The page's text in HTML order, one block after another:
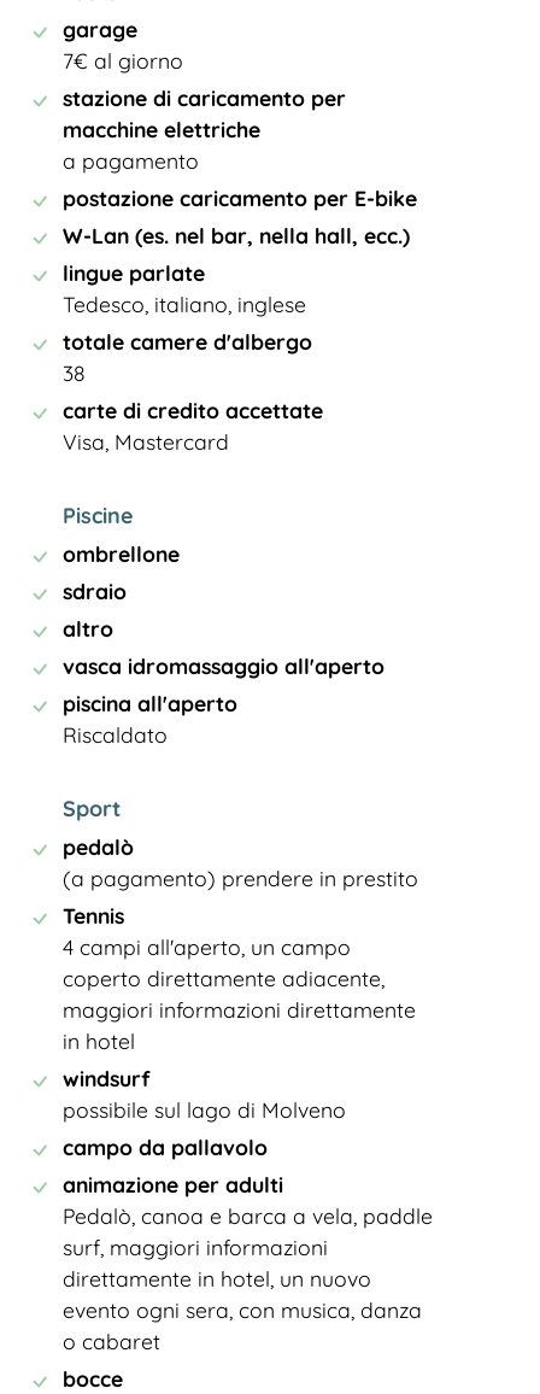
garage
7€ al giorno
stazione di caricamento per
macchine elettriche
a pagamento
postazione caricamento per E-bike
W-Lan (es. nel bar, nella hall, ecc.)
lingue parlate
Tedesco, italiano, inglese
totale camere d'albergo
38
carte di credito accettate
Visa, Mastercard
Piscine
ombrellone
sdraio
altro
vasca idromassaggio all'aperto
piscina all'aperto
Riscaldato
Sport
pedalò
(a pagamento) prendere in prestito
Tennis
4 campi all'aperto, un campo
coperto direttamente adiacente,
maggiori informazioni direttamente
in hotel
windsurf
possibile sul lago di Molveno
campo da pallavolo
animazione per adulti
Pedalò, canoa e barca a vela, paddle
surf, maggiori informazioni
direttamente in hotel, un nuovo
evento ogni sera, con musica, danza
o cabaret
bocce